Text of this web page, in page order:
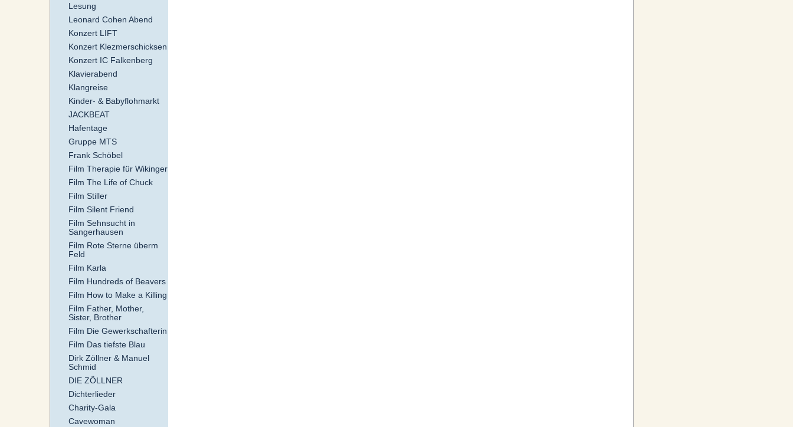
Lesung
Leonard Cohen Abend
Konzert LIFT
Konzert Klezmerschicksen
Konzert IC Falkenberg
Klavierabend
Klangreise
Kinder- & Babyflohmarkt
JACKBEAT
Hafentage
Gruppe MTS
Frank Schöbel
Film Therapie für Wikinger
Film The Life of Chuck
Film Stiller
Film Silent Friend
Film Sehnsucht in
Sangerhausen
Film Rote Sterne überm
Feld
Film Karla
Film Hundreds of Beavers
Film How to Make a Killing
Film Father, Mother,
Sister, Brother
Film Die Gewerkschafterin
Film Das tiefste Blau
Dirk Zöllner & Manuel
Schmid
DIE ZÖLLNER
Dichterlieder
Charity-Gala
Cavewoman